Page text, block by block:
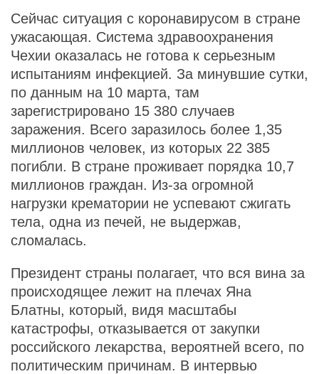
Сейчас ситуация с коронавирусом в стране
ужасающая. Система здравоохранения
Чехии оказалась не готова к серьезным
испытаниям инфекцией. За минувшие сутки,
по данным на 10 марта, там
зарегистрировано 15 380 случаев
заражения. Всего заразилось более 1,35
миллионов человек, из которых 22 385
погибли. В стране проживает порядка 10,7
миллионов граждан. Из-за огромной
нагрузки крематории не успевают сжигать
тела, одна из печей, не выдержав,
сломалась.
Президент страны полагает, что вся вина за
происходящее лежит на плечах Яна
Блатны, который, видя масштабы
катастрофы, отказывается от закупки
российского лекарства, вероятней всего, по
политическим причинам. В интервью